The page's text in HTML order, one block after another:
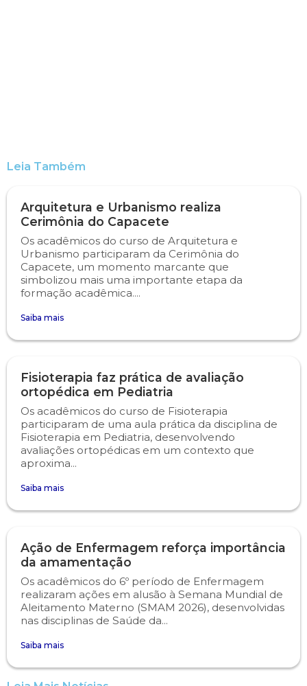
Leia Também
Arquitetura e Urbanismo realiza
Cerimônia do Capacete
Os acadêmicos do curso de Arquitetura e
Urbanismo participaram da Cerimônia do
Capacete, um momento marcante que
simbolizou mais uma importante etapa da
formação acadêmica....
Saiba mais
Fisioterapia faz prática de avaliação
ortopédica em Pediatria
Os acadêmicos do curso de Fisioterapia
participaram de uma aula prática da disciplina de
Fisioterapia em Pediatria, desenvolvendo
avaliações ortopédicas em um contexto que
aproxima...
Saiba mais
Ação de Enfermagem reforça importância
da amamentação
Os acadêmicos do 6º período de Enfermagem
realizaram ações em alusão à Semana Mundial de
Aleitamento Materno (SMAM 2026), desenvolvidas
nas disciplinas de Saúde da...
Saiba mais